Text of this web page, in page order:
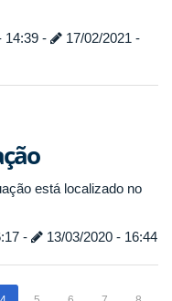
14:39 -
17/02/2021 -
está localizado no
- 13/03/2020 - 16:44